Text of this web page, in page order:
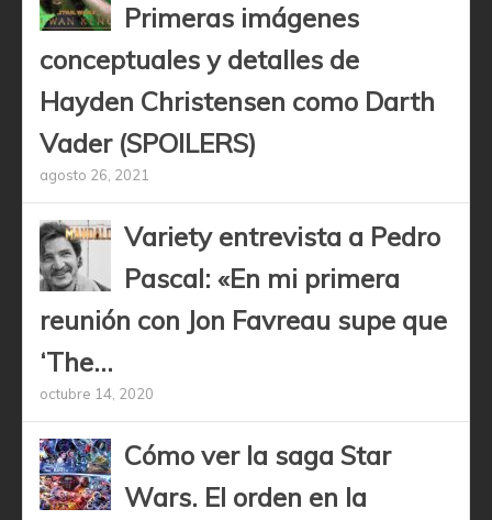
Primeras imágenes
conceptuales y detalles de
Hayden Christensen como Darth
Vader (SPOILERS)
agosto 26, 2021
Variety entrevista a Pedro
Pascal: «En mi primera
reunión con Jon Favreau supe que
‘The...
octubre 14, 2020
Cómo ver la saga Star
Wars. El orden en la